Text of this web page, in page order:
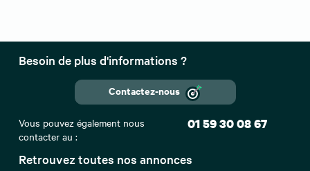
Retrouvez toutes nos annonces
Besoin de plus d'informations ?
Contactez-nous
Vous pouvez également nous
contacter au :
01 59 30 08 67